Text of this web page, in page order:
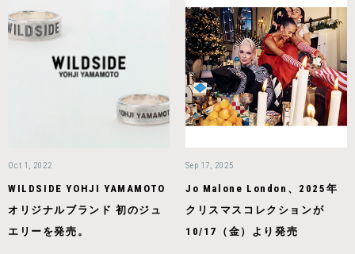
Oct 1, 2022
WILDSIDE YOHJI YAMAMOTO
オリジナルブランド 初のジュ
エリーを発売。
Sep 17, 2025
Jo Malone London、2025年
クリスマスコレクションが
10/17（金）より発売